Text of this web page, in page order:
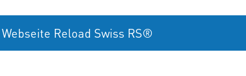
Webseite Reload Swiss RS®